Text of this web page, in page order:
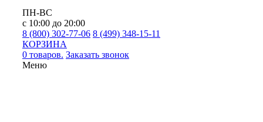
ПН-ВС
с 10:00 до 20:00
8 (800) 302-77-06 8 (499) 348-15-11
КОРЗИНА
0 товаров. Заказать звонок
Меню